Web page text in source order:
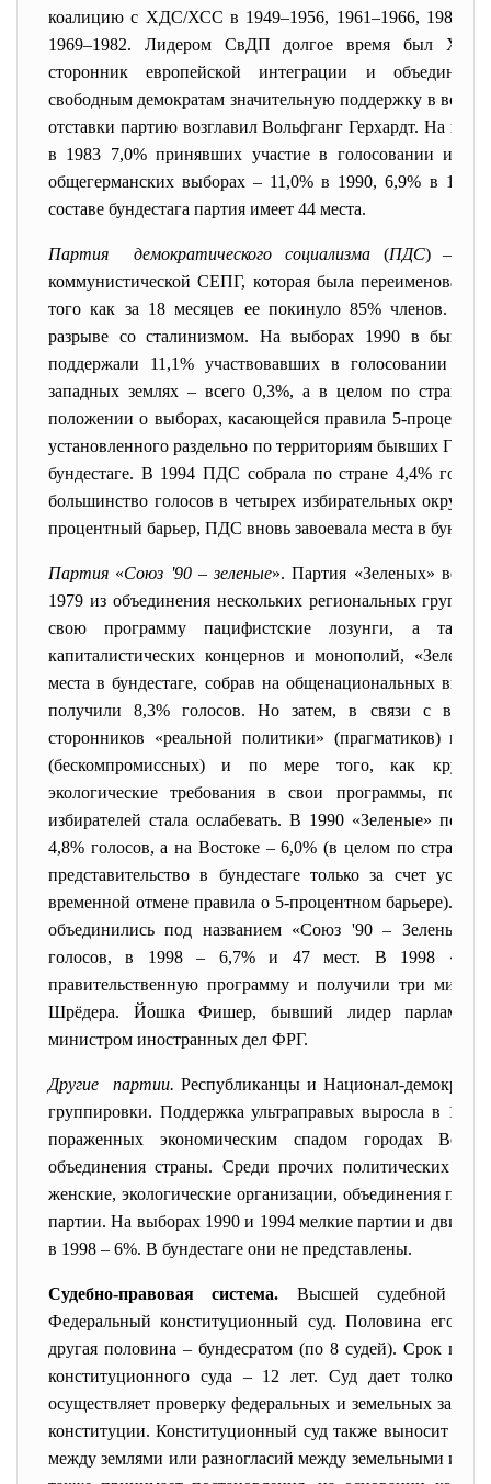
коалицию с ХДС/ХСС в 1949–1956, 1961–1966,
1969–1982. Лидером СвДП долгое время был
сторонник европейской интеграции и
свободным демократам значительную поддержку в
отставки партию возглавил Вольфганг Герхардт. На
в 1983 7,0% принявших участие в голосовании
общегерманских выборах – 11,0% в 1990, 6,9% в
составе бундестага партия имеет 44 места.
Партия демократического социализма (ПДС)–
коммунистической СЕПГ, которая была
того как за 18 месяцев ее покинуло 85% членов.
разрыве со сталинизмом. На выборах 1990 в
поддержали 11,1% участвовавших в голосовании
западных землях – всего 0,3%, а в целом по стране –
положении о выборах, касающейся правила 5-
установленного раздельно по территориям бывших
бундестаге. В 1994 ПДС собрала по стране 4,4%
большинство голосов в четырех избирательных
процентный барьер, ПДС вновь завоевала места в
Партия «Союз '90 – зеленые». Партия «Зеленых»
1979 из объединения нескольких региональных
свою программу пацифистские лозунги, а также
капиталистических концернов и монополий,
места в бундестаге, собрав на общенациональных
получили 8,3% голосов. Но затем, в связи с
сторонников «реальной политики» (прагматиков) и
(бескомпромиссных) и по мере того, как
экологические требования в свои программы,
избирателей стала ослабевать. В 1990 «Зеленые»
4,8% голосов, а на Востоке – 6,0% (в целом по стране
представительство в бундестаге только за счет
временной отмене правила о 5-процентном барьере).
объединились под названием «Союз '90– Зеленые».
голосов, в 1998 – 6,7% и 47 мест. В 1998
правительственную программу и получили три
Шрёдера. Йошка Фишер, бывший лидер
министром иностранных дел ФРГ.
Другие партии. Республиканцы и Национал-
группировки. Поддержка ультраправых выросла в
пораженных экономическим спадом городах
объединения страны. Среди прочих политических
женские, экологические организации, объединения
партии. На выборах 1990 и 1994 мелкие партии и
в 1998 – 6%. В бундестаге они не представлены.
Судебно-правовая система. Высшей судебной
Федеральный конституционный суд. Половина его
другая половина – бундесратом (по 8 судей). Срок
конституционного суда – 12 лет. Суд дает
осуществляет проверку федеральных и земельных
конституции. Конституционный суд также выносит
между землями или разногласий между земельными и